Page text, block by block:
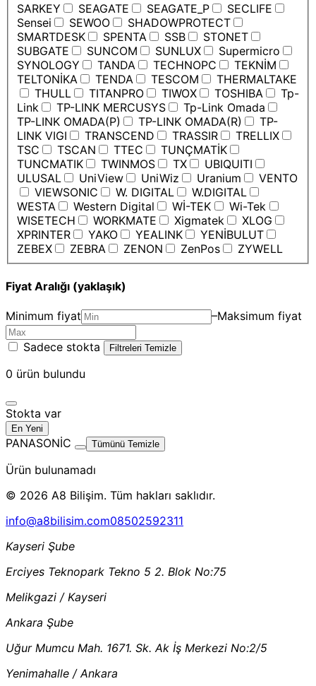
SARKEY
SEAGATE SEAGATE_P
SECLIFE
Sensei
SEWOO
SHADOWPROTECT
SMARTDESK
SPENTA SSB
STONET
SUBGATE
SUNCOM SUNLUX
Supermicro
SYNOLOGY
TANDA TECHNOPC
TEKNİM
TELTONİKA
TENDA TESCOM
THERMALTAKE
THULL
TITANPRO TIWOX TOSHIBA
Tp-
Link
TP-LINK MERCUSYS
Tp-Link Omada
TP-LINK OMADA(P)
TP-LINK OMADA(R)
TP-
LINK VIGI
TRANSCEND TRASSIR
TRELLIX
TSC
TSCAN TTEC
TUNÇMATİK
TUNCMATIK
TWINMOS TX
UBIQUITI
ULUSAL
UniView UniWiz Uranium
VENTO
VIEWSONIC
W. DIGITAL
W.DIGITAL
WESTA
Western Digital Wİ-TEK
Wi-Tek
WISETECH
WORKMATE Xigmatek
XLOG
XPRINTER
YAKO YEALINK
YENİBULUT
ZEBEX
ZEBRA ZENON ZenPos ZYWELL
Fiyat Aralığı (yaklaşık)
Minimum fiyat –Maksimum fiyat
Sadece stokta Filtreleri Temizle
0 ürün bulundu
Stokta var
En Yeni
PANASONİC Tümünü Temizle
Ürün bulunamadı
© 2026 A8 Bilişim. Tüm hakları saklıdır.
info@a8bilisim.com08502592311
Kayseri Şube
Erciyes Teknopark Tekno 5 2. Blok No:75
Melikgazi / Kayseri
Ankara Şube
Uğur Mumcu Mah. 1671. Sk. Ak İş Merkezi No:2/5
Yenimahalle / Ankara